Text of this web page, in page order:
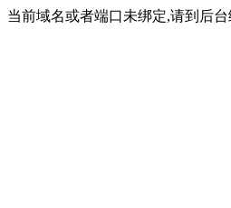
当前域名或者端口未绑定,请到后